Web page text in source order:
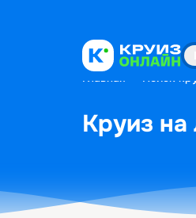
Главная Поиск
Круиз на